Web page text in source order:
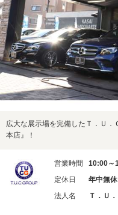
広大な展示場を完備したＴ．Ｕ
本店』！
営業時間
10:00～
定休日
年中無休
法人名
Ｔ．Ｕ